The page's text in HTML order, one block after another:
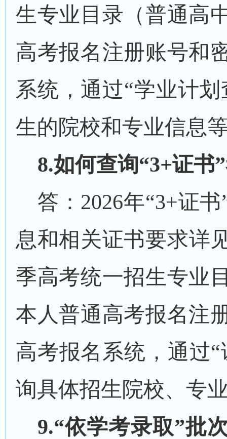
生专业目录（普通高
高考报名注册账号和
系统，通过“学业计
生的院校和专业信息
8.如何查询“3+证书
答： 2026年“3+证书
息和相关证书要求详
季高考统一招生专业
本人普通高考报名注
高考报名系统，通过
询具体招生院校、专
9.“依学考录取”批